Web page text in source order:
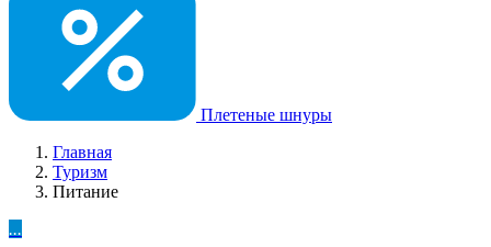
Плетеные шнуры
Главная
Туризм
Питание
...